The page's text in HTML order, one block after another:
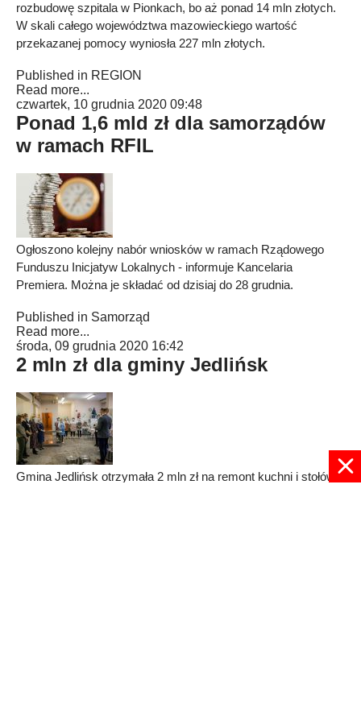
rozbudowę szpitala w Pionkach, bo aż ponad 14 mln złotych.
W skali całego województwa mazowieckiego wartość
przekazanej pomocy wyniosła 227 mln złotych.
Published in REGION
Read more...
czwartek, 10 grudnia 2020 09:48
Ponad 1,6 mld zł dla samorządów
w ramach RFIL
Ogłoszono kolejny nabór wniosków w ramach Rządowego
Funduszu Inicjatyw Lokalnych - informuje Kancelaria
Premiera. Można je składać od dzisiaj do 28 grudnia.
Published in Samorząd
Read more...
środa, 09 grudnia 2020 16:42
2 mln zł dla gminy Jedlińsk
Gmina Jedlińsk otrzymała 2 mln zł na remont kuchni i stołówki